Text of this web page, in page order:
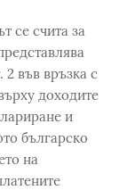
се счита за
във връзка с
доходите
и
българско
на